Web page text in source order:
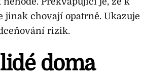
chovají opatrně. Ukazuje
rizik.
doma